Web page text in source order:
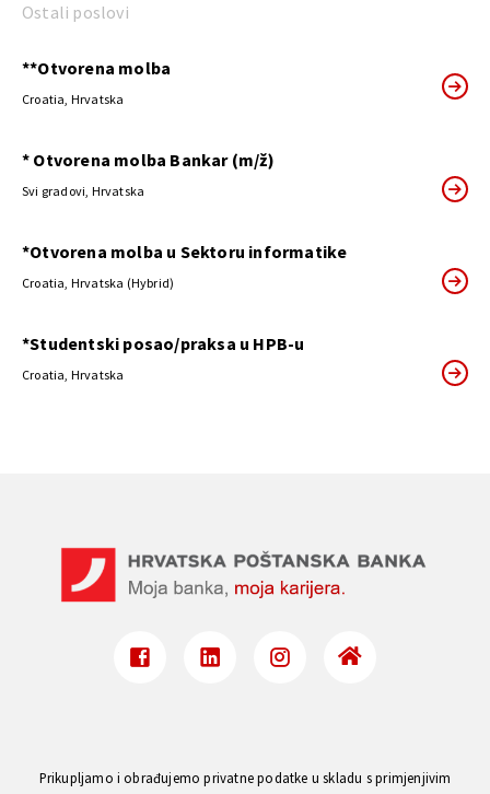
Ostali poslovi
**Otvorena molba
Croatia, Hrvatska
* Otvorena molba Bankar (m/ž)
Svi gradovi, Hrvatska
*Otvorena molba u Sektoru informatike
Croatia, Hrvatska (Hybrid)
*Studentski posao/praksa u HPB-u
Croatia, Hrvatska
Prikupljamo i obrađujemo privatne podatke u skladu s primjenjivim